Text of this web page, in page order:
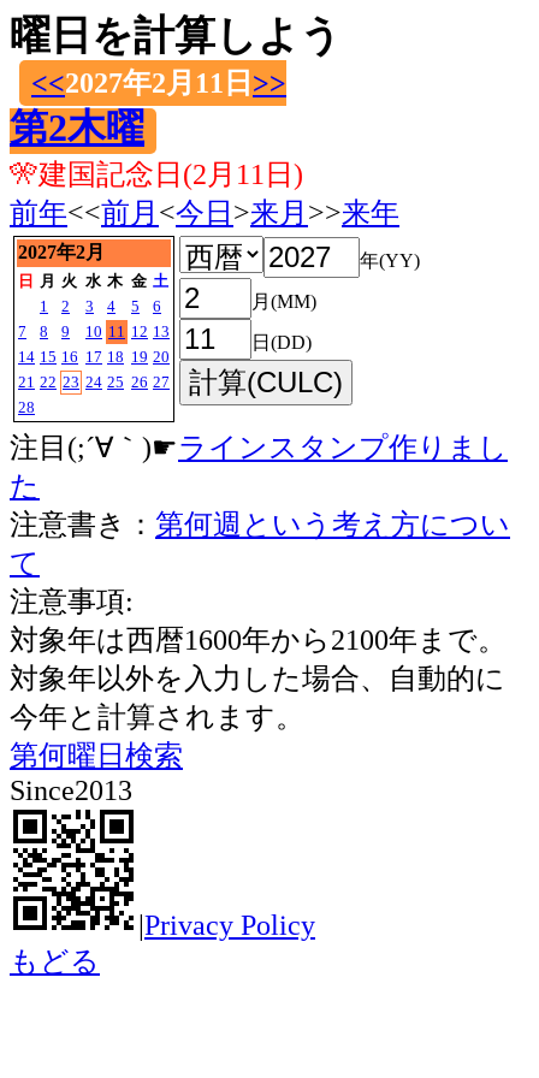
曜日を計算しよう
<<2027年2月11日 >>
第2木曜
🎌建国記念日(2月11日)
前年<<前月 <今日 >来月 >>来年
2027年2月
日 月 火 水 木 金 土
1
2 3 4 5
6
7
8 9 10 11 12 13
14 15 16 17 18 19 20
21 22 23 24 25 26 27
28
年(YY)
月(MM)
日(DD)
注目(;´∀｀)☛ラインスタンプ作りまし
た
注意書き： 第何週という考え方につい
て
注意事項:
対象年は西暦1600年から2100年まで。
対象年以外を入力した場合、自動的に
今年と計算されます。
第何曜日検索
Since2013
|Privacy Policy
もどる